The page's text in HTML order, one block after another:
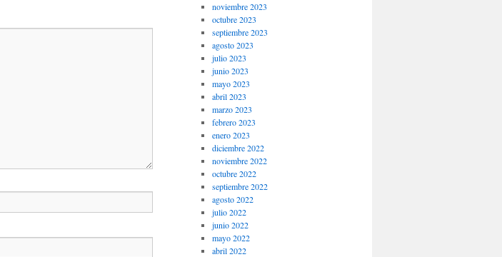
noviembre 2023
octubre 2023
septiembre 2023
agosto 2023
julio 2023
junio 2023
mayo 2023
abril 2023
marzo 2023
febrero 2023
enero 2023
diciembre 2022
noviembre 2022
octubre 2022
septiembre 2022
agosto 2022
julio 2022
junio 2022
mayo 2022
abril 2022